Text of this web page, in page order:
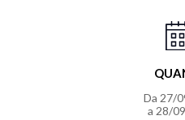
Da 27/
a 28/